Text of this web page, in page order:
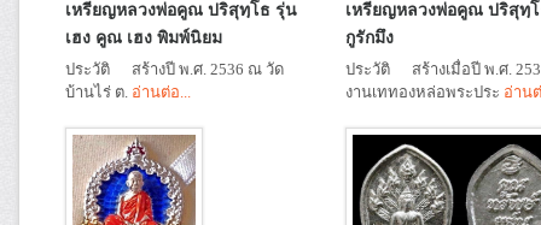
เหรียญหลวงพ่อคูณ ปริสุทฺโธ รุ่น
เฮง คูณ เฮง พิมพ์นิยม
ประวัติ สร้างปี พ.ศ. 2536 ณ วัด
บ้านไร่ ต. อ่านต่อ...
เหรียญหลวงพ่อคูณ ปริสุทฺ
กูรักมึง
ประวัติ สร้างเมื่อปี พ.ศ.
งานเททองหล่อพระประ อ่าน